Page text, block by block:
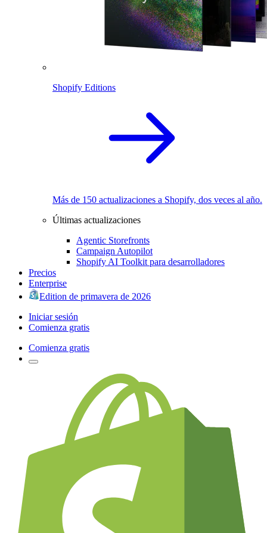
Shopify Editions
Más de 150 actualizaciones a Shopify, dos veces al año.
Últimas actualizaciones
Agentic Storefronts
Campaign Autopilot
Shopify AI Toolkit para desarrolladores
Precios
Enterprise
Edition de primavera de 2026
Iniciar sesión
Comienza gratis
Comienza gratis